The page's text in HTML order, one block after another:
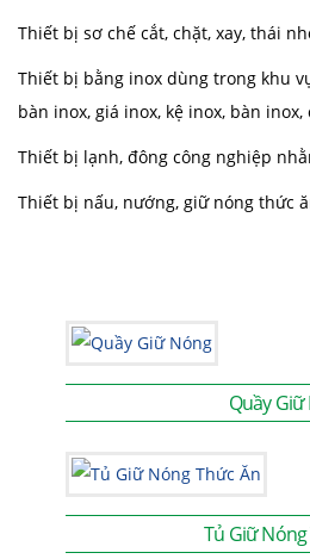
Thiết bị sơ chế cắt, chặt, xay, thái
Thiết bị bằng inox dùng trong khu
bàn inox, giá inox, kệ inox, bàn
Thiết bị lạnh, đông công nghiệp
Thiết bị nấu, nướng, giữ nóng thức
Quầy
Tủ Giữ